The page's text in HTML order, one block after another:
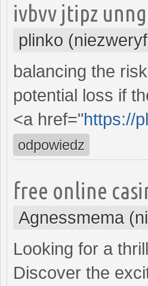
ivbvv jtipz
plinko
balancing the
potential loss if
<a href="https://
odpowiedz
free online
Agnessmema
Looking for a
Discover the